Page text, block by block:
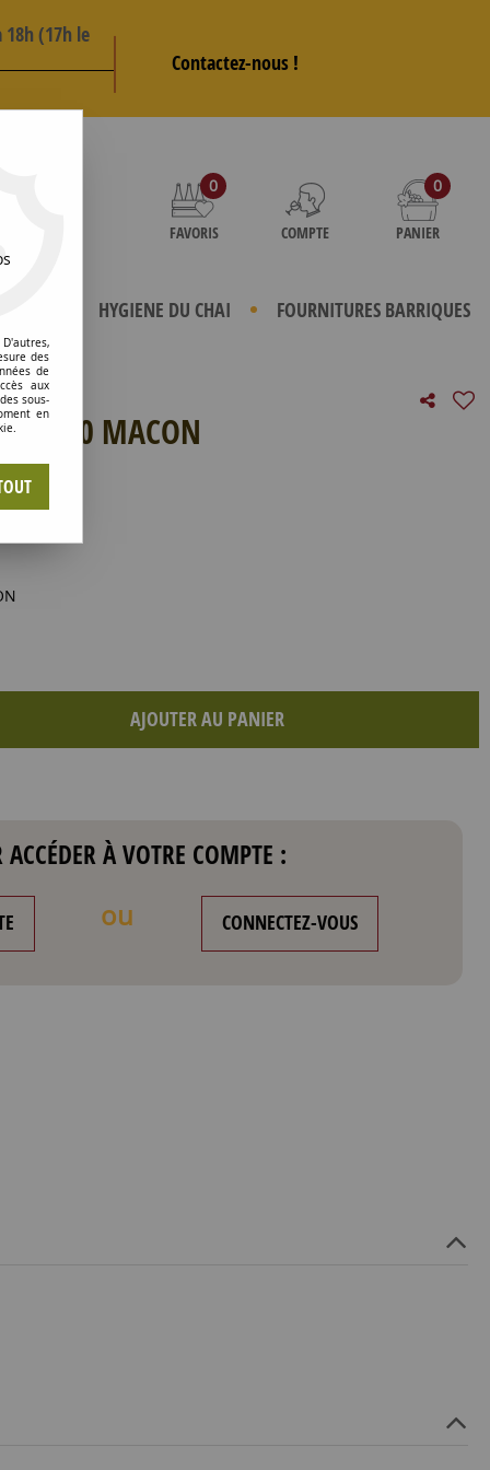
(17h le
Contactez-nous !
0
FAVORIS COMPTE
0
PANIER
HYGIENE DU CHAI FOURNITURES BARRIQUES
MACON
AJOUTER AU PANIER
ACCÉDER À VOTRE COMPTE :
ou CONNECTEZ-VOUS
des
de
aux
sous-
en